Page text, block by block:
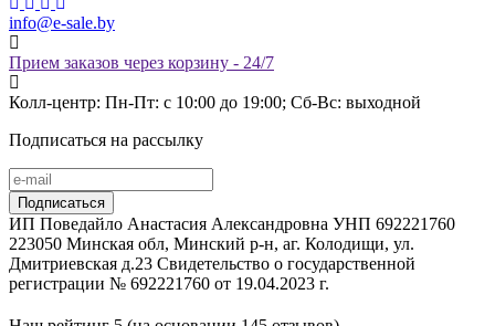
info@e-sale.by
Прием заказов через корзину - 24/7
Колл-центр: Пн-Пт: с 10:00 до 19:00; Сб-Вс: выходной
Подписаться на рассылку
ИП Поведайло Анастасия Александровна УНП 692221760
223050 Минская обл, Минский р-н, аг. Колодищи, ул.
Дмитриевская д.23 Свидетельство о государственной
регистрации № 692221760 от 19.04.2023 г.